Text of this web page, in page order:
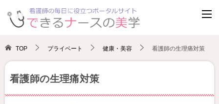
TOP プライベート 健康・美容 看護師の生理痛対策
看護師の生理痛対策